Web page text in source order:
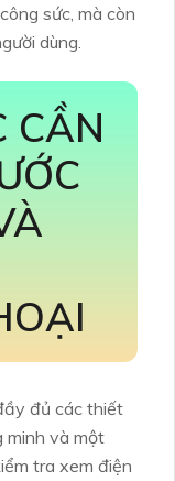
sức, mà còn
dùng.
CẦN
đủ các thiết
minh và một
tra xem điện